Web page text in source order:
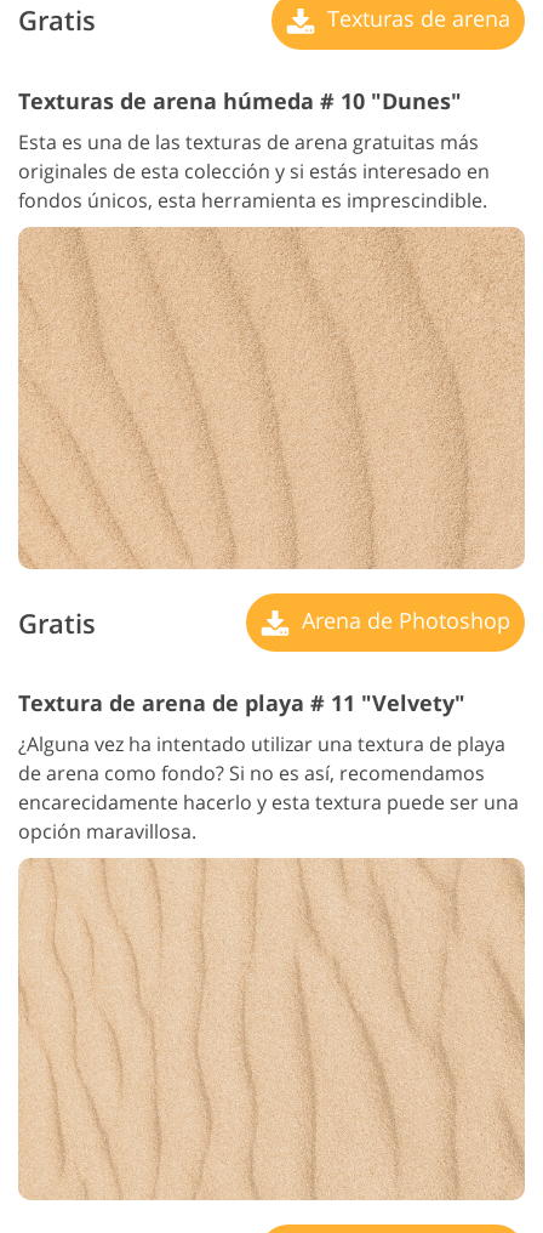
Gratis Texturas de arena
Texturas de arena húmeda # 10 "Dunes"
Esta es una de las texturas de arena gratuitas más
originales de esta colección y si estás interesado en
fondos únicos, esta herramienta es imprescindible.
Gratis Arena de Photoshop
Textura de arena de playa # 11 "Velvety"
¿Alguna vez ha intentado utilizar una textura de playa
de arena como fondo? Si no es así, recomendamos
encarecidamente hacerlo y esta textura puede ser una
opción maravillosa.